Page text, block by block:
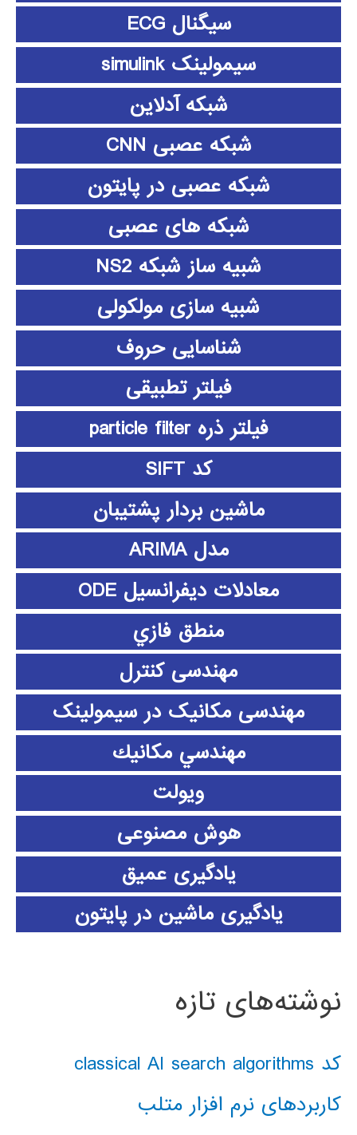
سیگنال ECG
سیمولینک simulink
شبکه آدلاین
شبکه عصبی CNN
شبکه عصبی در پایتون
شبکه های عصبی
شبیه ساز شبکه NS2
شبیه سازی مولکولی
شناسایی حروف
فیلتر تطبیقی
فیلتر ذره particle filter
کد SIFT
ماشین بردار پشتیبان
مدل ARIMA
معادلات دیفرانسیل ODE
منطق فازي
مهندسی کنترل
مهندسی مکانیک در سیمولینک
مهندسي مكانيك
ویولت
هوش مصنوعی
یادگیری عمیق
یادگیری ماشین در پایتون
نوشته‌های تازه
کد classical AI search algorithms
کاربردهای نرم افزار متلب